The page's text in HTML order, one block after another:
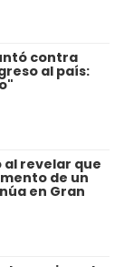
contra
al país:
al revelar que
de un
en Gran